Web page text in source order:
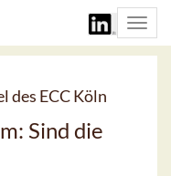
des ECC Köln
Sind die